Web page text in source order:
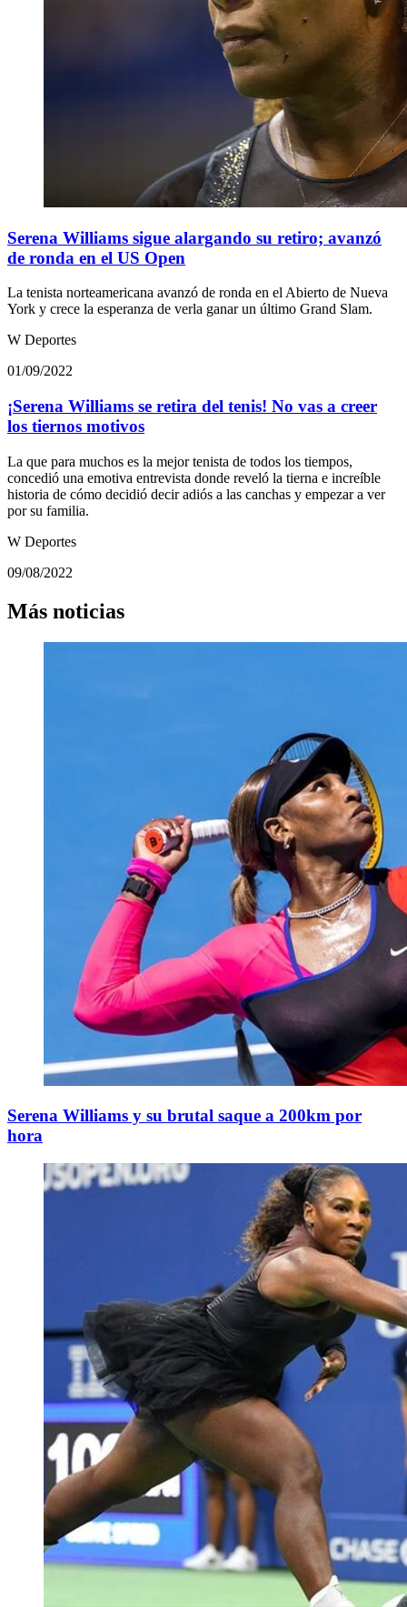
Serena Williams sigue alargando su retiro; avanzó
de ronda en el US Open
La tenista norteamericana avanzó de ronda en el Abierto de Nueva
York y crece la esperanza de verla ganar un último Grand Slam.
W Deportes
01/09/2022
¡Serena Williams se retira del tenis! No vas a creer
los tiernos motivos
La que para muchos es la mejor tenista de todos los tiempos,
concedió una emotiva entrevista donde reveló la tierna e increíble
historia de cómo decidió decir adiós a las canchas y empezar a ver
por su familia.
W Deportes
09/08/2022
Más noticias
Serena Williams y su brutal saque a 200km por
hora